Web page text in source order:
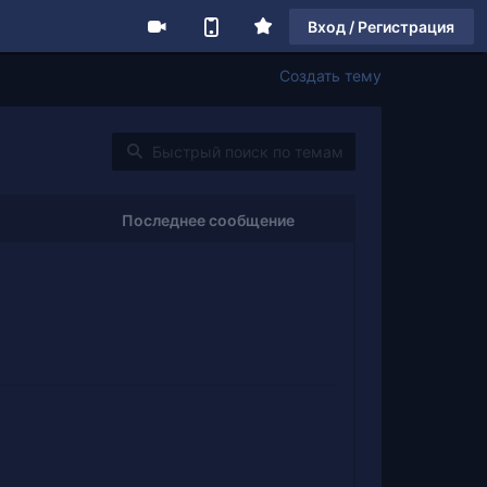
Вход / Регистрация
Создать тему
Последнее сообщение